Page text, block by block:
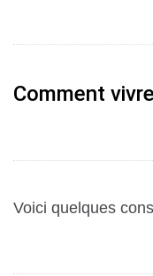
Comment
Voici quelques